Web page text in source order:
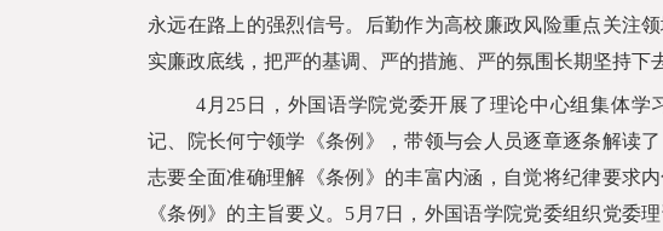
永远在路上的强烈信号。后勤作为高校廉政风险重点关注
实廉政底线，把严的基调、严的措施、严的氛围长期坚持下
4 月 25 日，外国语学院党委开展了理论中心组集体
记、院长何宁领学《条例》，带领与会人员逐章逐条解读
志要全面准确理解《条例》的丰富内涵，自觉将纪律要求
《条例》的主旨要义。 5 月 7日，外国语学院党委组织党委